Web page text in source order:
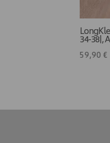
34-38|,
59,90 €